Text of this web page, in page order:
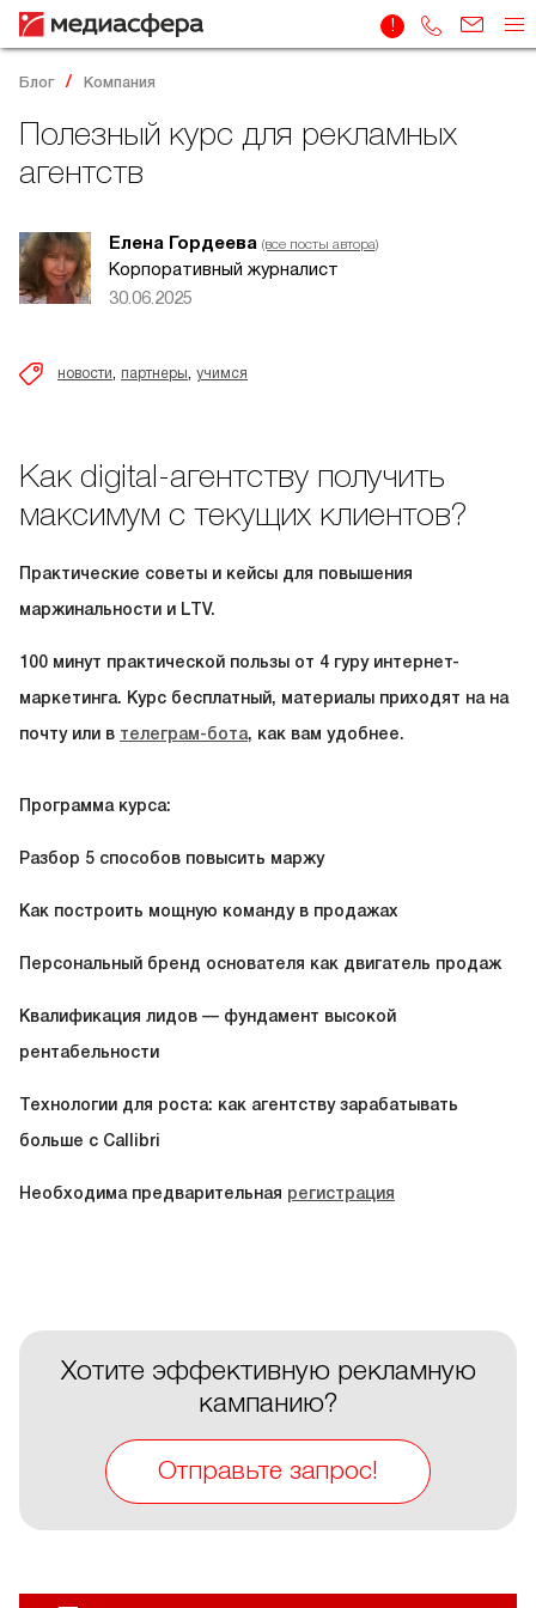
Блог Компания
Полезный курс для рекламных
агентств
Елена Гордеева (все посты автора)
Корпоративный журналист
30.06.2025
новости, партнеры, учимся
Как digital-агентству получить
максимум с текущих клиентов?
Практические советы и кейсы для повышения
маржинальности и LTV.
100 минут практической пользы от 4 гуру интернет-
маркетинга. Курс бесплатный, материалы приходят на на
почту или в телеграм-бота, как вам удобнее.
Программа курса:
Разбор 5 способов повысить маржу
Как построить мощную команду в продажах
Персональный бренд основателя как двигатель продаж
Квалификация лидов — фундамент высокой
рентабельности
Технологии для роста: как агентству зарабатывать
больше с Callibri
Необходима предварительная регистрация
Хотите эффективную рекламную
кампанию?
Отправьте запрос!